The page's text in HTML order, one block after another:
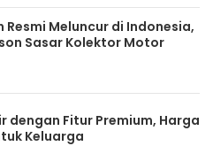
Resmi Meluncur di Indonesia,
Sasar Kolektor Motor
dengan Fitur Premium, Harga
Keluarga